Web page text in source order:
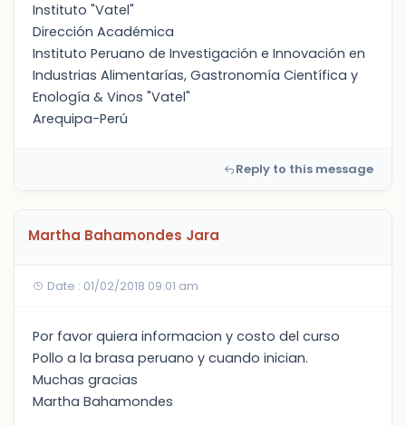
Instituto "Vatel"
Dirección Académica
Instituto Peruano de Investigación e Innovación en
Industrias Alimentarías, Gastronomía Científica y
Enología & Vinos "Vatel"
Arequipa-Perú
Reply to this message
Martha Bahamondes Jara
Date : 01/02/2018 09:01 am
Por favor quiera informacion y costo del curso
Pollo a la brasa peruano y cuando inician.
Muchas gracias
Martha Bahamondes